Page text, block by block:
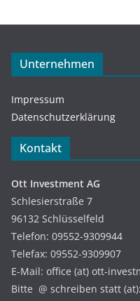
Unternehmen
Impressum
Datenschutzerklärung
Kontakt
Ott Investment AG
Schlesierstraße 7
96132 Schlüsselfeld
Telefon: 09552-9309944
Telefax: 09552-9309907
E-Mail: office (at) ott-
Bitte @ schreiben statt